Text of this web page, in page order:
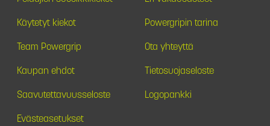
Käytetyt kiekot Powergripin tarina
Team Powergrip Ota yhteyttä
Kaupan ehdot Tietosuojaseloste
Saavutettavuusseloste Logopankki
Evästeasetukset